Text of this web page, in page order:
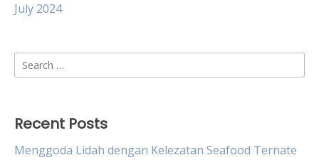
July 2024
Search
for:
Recent Posts
Menggoda Lidah dengan Kelezatan Seafood Ternate